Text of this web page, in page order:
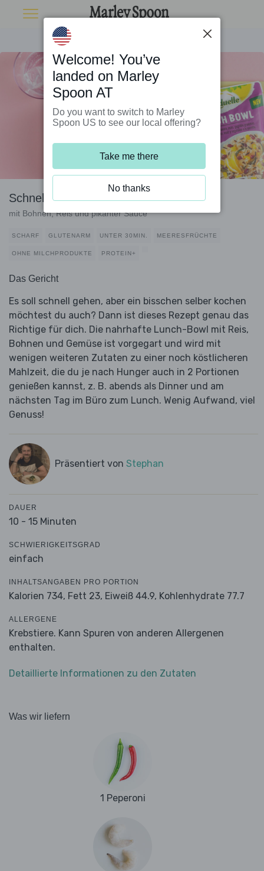
Schnelle Garnelen-Jambalaya-Bowl
mit Bohnen, Reis und pikanter Sauce
SCHARF GLUTENARM UNTER 30MIN. MEERESFRÜCHTE
OHNE MILCHPRODUKTE PROTEIN+
Das Gericht
Es soll schnell gehen, aber ein bisschen selber kochen
möchtest du auch? Dann ist dieses Rezept genau das
Richtige für dich. Die nahrhafte Lunch-Bowl mit Reis,
Bohnen und Gemüse ist vorgegart und wird mit
wenigen weiteren Zutaten zu einer noch köstlicheren
Mahlzeit, die du je nach Hunger auch in 2 Portionen
genießen kannst, z. B. abends als Dinner und am
nächsten Tag im Büro zum Lunch. Wenig Aufwand, viel
Genuss!
Präsentiert von Stephan
DAUER
10 - 15 Minuten
SCHWIERIGKEITSGRAD
einfach
INHALTSANGABEN PRO PORTION
Kalorien 734, Fett 23, Eiweiß 44.9, Kohlenhydrate 77.7
ALLERGENE
Krebstiere. Kann Spuren von anderen Allergenen
enthalten.
Detaillierte Informationen zu den Zutaten
Was wir liefern
1 Peperoni
Welcome! You’ve
landed on Marley
Spoon AT
Do you want to switch to Marley
Spoon US to see our local offering?
Take me there
No thanks